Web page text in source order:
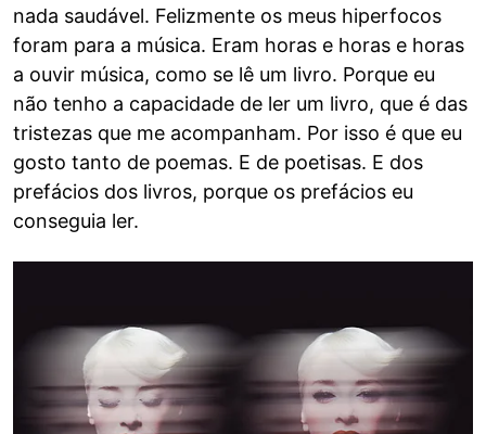
nada saudável. Felizmente os meus hiperfocos
foram para a música. Eram horas e horas e horas
a ouvir música, como se lê um livro. Porque eu
não tenho a capacidade de ler um livro, que é das
tristezas que me acompanham. Por isso é que eu
gosto tanto de poemas. E de poetisas. E dos
prefácios dos livros, porque os prefácios eu
conseguia ler.